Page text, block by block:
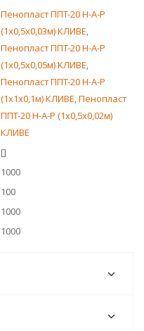
Пенопласт ППТ-20 Н-А-Р
(1x0,5x0,03м) КЛИВЕ,
Пенопласт ППТ-20 Н-А-Р
(1x0,5x0,05м) КЛИВЕ,
Пенопласт ППТ-20 Н-А-Р
(1x1x0,1м) КЛИВЕ,Пенопласт
ППТ-20 Н-А-Р (1x0,5x0,02м)
КЛИВЕ
[]
1000
100
1000
1000